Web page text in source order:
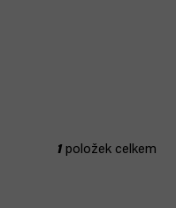
1 položek celkem